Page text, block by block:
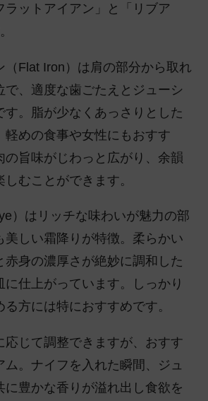
ラットアイアン」と「リブア
（Flat Iron）は肩の部分から取れ
で、適度な歯ごたえとジューシ
す。脂が少なくあっさりとした
軽めの食事や女性にもおすす
の旨味がじわっと広がり、余韻
むことができます。
）はリッチな味わいが魅力の部
美しい霜降りが特徴。柔らかい
赤身の濃厚さが絶妙に調和した
仕上がっています。しっかり
方には特におすすめです。
応じて調整できますが、おすす
。ナイフを入れた瞬間、ジュ
に豊かな香りが溢れ出し食欲を